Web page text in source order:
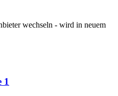
wechseln - wird in neuem
1